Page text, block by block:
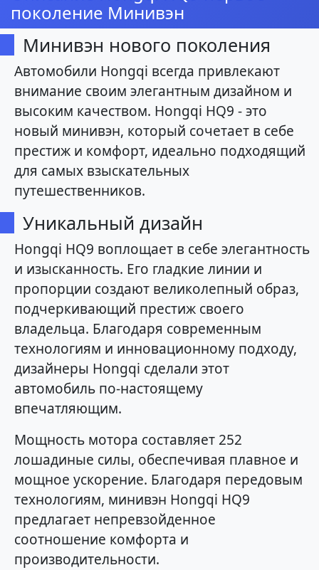
поколение Минивэн
Минивэн нового поколения
Автомобили Hongqi всегда привлекают
внимание своим элегантным дизайном и
высоким качеством. Hongqi HQ9 - это
новый минивэн, который сочетает в себе
престиж и комфорт, идеально подходящий
для самых взыскательных
путешественников.
Уникальный дизайн
Hongqi HQ9 воплощает в себе элегантность
и изысканность. Его гладкие линии и
пропорции создают великолепный образ,
подчеркивающий престиж своего
владельца. Благодаря современным
технологиям и инновационному подходу,
дизайнеры Hongqi сделали этот
автомобиль по-настоящему
впечатляющим.
Мощность мотора составляет 252
лошадиные силы, обеспечивая плавное и
мощное ускорение. Благодаря передовым
технологиям, минивэн Hongqi HQ9
предлагает непревзойденное
соотношение комфорта и
производительности.